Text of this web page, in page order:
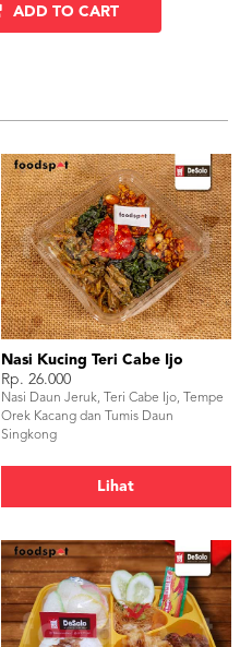
ADD TO CART
Nasi Kucing Teri Cabe Ijo
Rp. 26.000
Nasi Daun Jeruk, Teri Cabe Ijo, Tempe
Orek Kacang dan Tumis Daun
Singkong
Lihat